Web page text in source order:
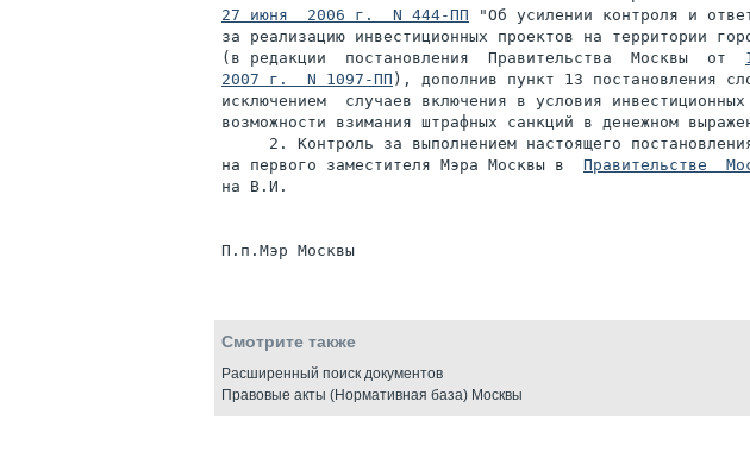
27 июня  2006 г.  N 444-ПП "Об усилении контроля и
за реализацию инвестиционных проектов на территории
(в редакции  постановления  Правительства  Москвы  от
2007 г.  N 1097-ПП ), дополнив пункт 13 постановления
исключением  случаев включения в условия инвестиционных
возможности взимания штрафных санкций в денежном
2. Контроль за выполнением настоящего
на первого заместителя Мэра Москвы в Правительстве
на В.И.
Смотрите также
Расширенный поиск документов
Правовые акты (Нормативная база) Москвы